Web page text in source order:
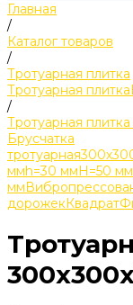
Главная
/
Каталог товаров
/
Тротуарная плитка
Тротуарная плитка
/
Тротуарная
Брусчатка
тротуарная
ммh=30 ммH=50 мм
мм
дорожекКвадрат